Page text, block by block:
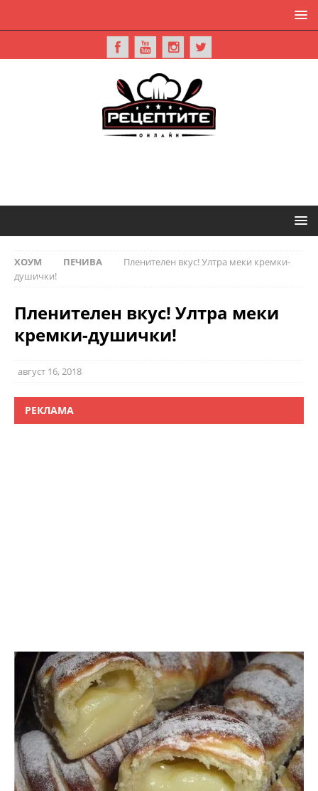
ХОУМ ПЕЧИВА
Пленителен вкус! Ултра меки кремки-
душички!
Пленителен вкус! Ултра меки
кремки-душички!
август 16, 2018
РЕКЛАМА